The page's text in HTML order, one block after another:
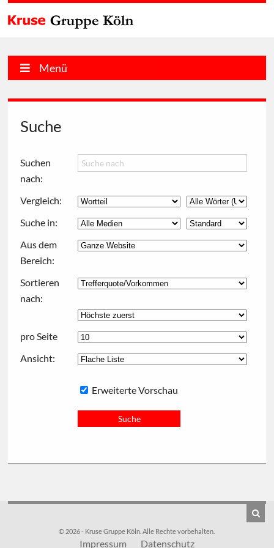
Menü
Suche
Suchen
nach:
Vergleich:
Suche in:
Aus dem
Bereich:
Sortieren
nach:
pro Seite
Ansicht:
Erweiterte Vorschau
© 2026 - Kruse Gruppe Köln. Alle Rechte vorbehalten.
Impressum Datenschutz